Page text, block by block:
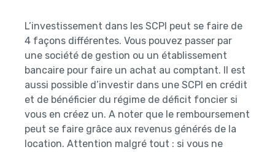
L’investissement dans les SCPI peut se faire de
4 façons différentes. Vous pouvez passer par
une société de gestion ou un établissement
bancaire pour faire un achat au comptant. Il est
aussi possible d’investir dans une SCPI en crédit
et de bénéficier du régime de déficit foncier si
vous en créez un. A noter que le remboursement
peut se faire grâce aux revenus générés de la
location. Attention malgré tout : si vous ne